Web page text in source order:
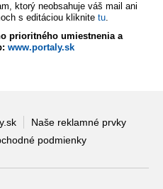
ktorý neobsahuje váš mail ani
s editáciou kliknite tu.
prioritného umiestnenia a
www.portaly.sk
Naše reklamné prvky
podmienky